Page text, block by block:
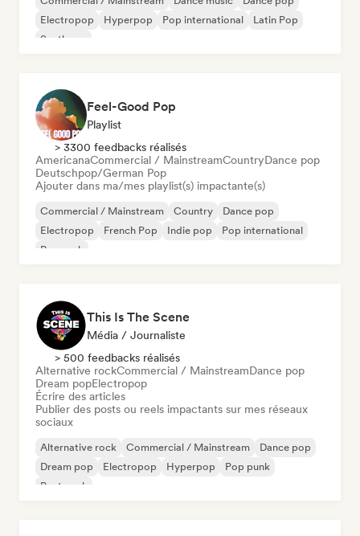
Electropop
Hyperpop Pop international
Latin Pop
Synthpop
Feel-Good Pop
Playlist
> 3300 feedbacks réalisés
AmericanaCommercial / MainstreamCountryDance pop
Deutschpop/German Pop
Ajouter dans ma/mes playlist(s) impactante(s)
Commercial / Mainstream Country
Dance pop
Electropop
French Pop Indie pop
Pop international
Pop rock
This Is The Scene
Média / Journaliste
> 500 feedbacks réalisés
Alternative rockCommercial / MainstreamDance pop
Dream popElectropop
Écrire des articles
Publier des posts ou reels impactants sur mes réseaux
sociaux
Alternative rock Commercial / Mainstream
Dance pop
Dream pop
Electropop Hyperpop
Pop punk
Post punk